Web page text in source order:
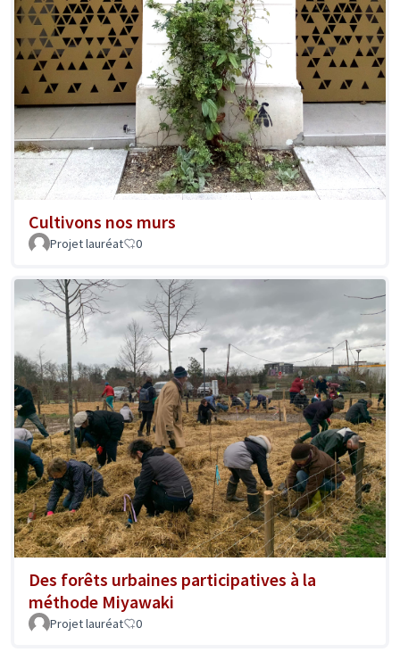
Cultivons nos murs
Projet lauréat 0
Des forêts urbaines participatives à la
méthode Miyawaki
Projet lauréat 0